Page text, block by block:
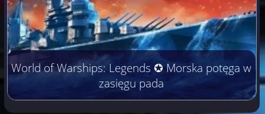
World of Warships: Legends ✪ Morska potęga w
zasięgu pada